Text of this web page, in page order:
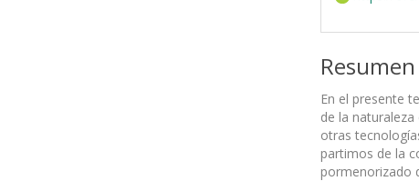
Resumen
En el presente
de la
otras
partimos de la
pormenorizado